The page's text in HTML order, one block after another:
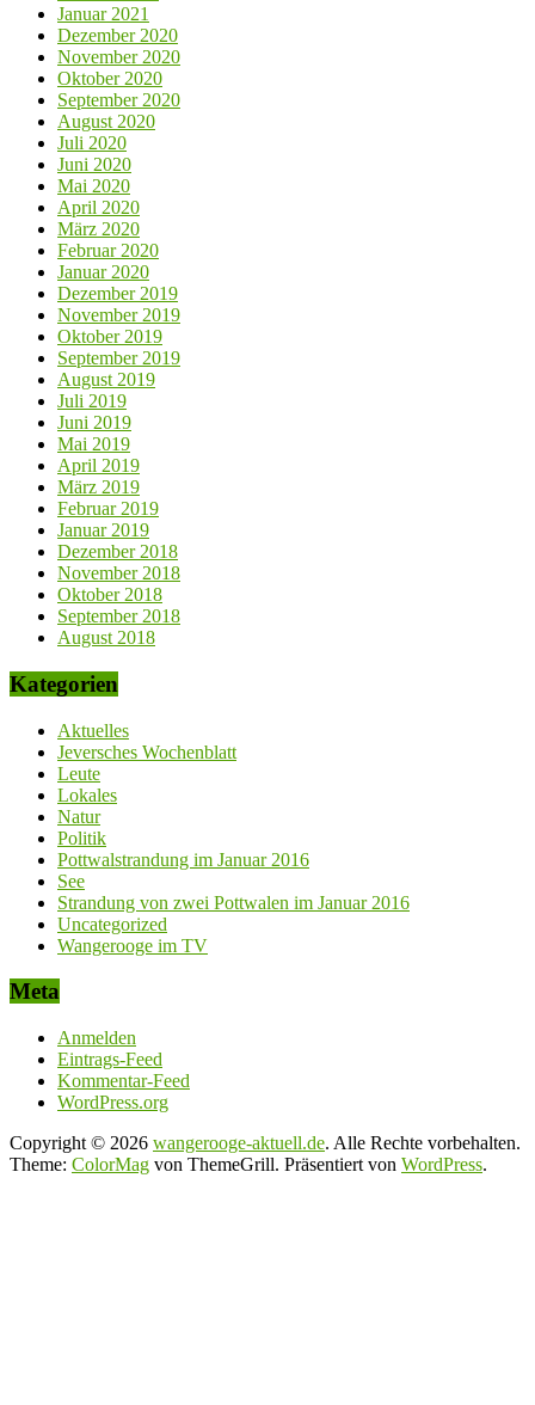
Januar 2021
Dezember 2020
November 2020
Oktober 2020
September 2020
August 2020
Juli 2020
Juni 2020
Mai 2020
April 2020
März 2020
Februar 2020
Januar 2020
Dezember 2019
November 2019
Oktober 2019
September 2019
August 2019
Juli 2019
Juni 2019
Mai 2019
April 2019
März 2019
Februar 2019
Januar 2019
Dezember 2018
November 2018
Oktober 2018
September 2018
August 2018
Kategorien
Aktuelles
Jeversches Wochenblatt
Leute
Lokales
Natur
Politik
Pottwalstrandung im Januar 2016
See
Strandung von zwei Pottwalen im Januar 2016
Uncategorized
Wangerooge im TV
Meta
Anmelden
Eintrags-Feed
Kommentar-Feed
WordPress.org
Copyright © 2026 wangerooge-aktuell.de. Alle Rechte vorbehalten.
Theme: ColorMag von ThemeGrill. Präsentiert von WordPress.